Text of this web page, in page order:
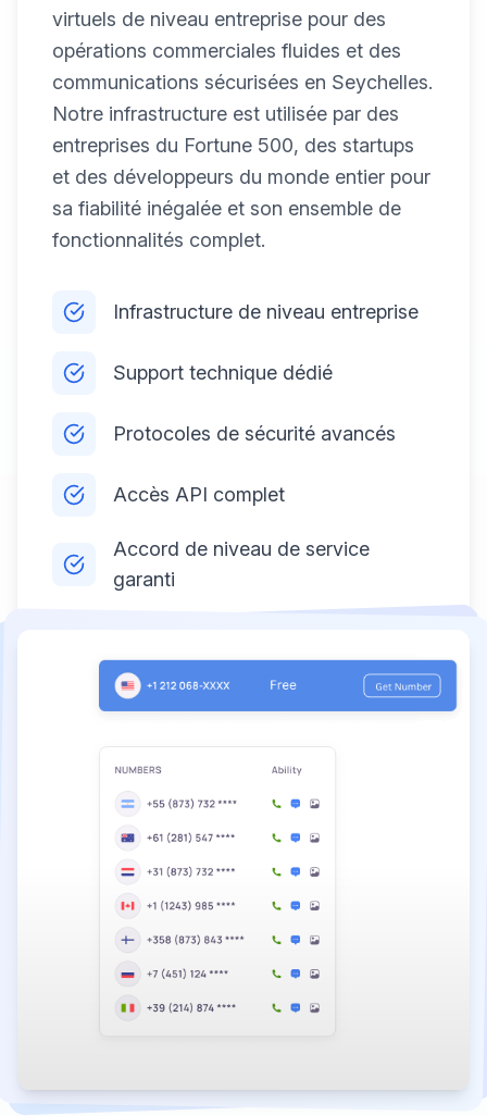
virtuels de niveau entreprise pour des
opérations commerciales fluides et des
communications sécurisées en Seychelles.
Notre infrastructure est utilisée par des
entreprises du Fortune 500, des startups
et des développeurs du monde entier pour
sa fiabilité inégalée et son ensemble de
fonctionnalités complet.
Infrastructure de niveau entreprise
Support technique dédié
Protocoles de sécurité avancés
Accès API complet
Accord de niveau de service
garanti